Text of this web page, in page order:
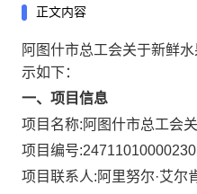
正文内容
阿图什市总工会关于新鲜
示如下：
一、项目信息
项目名称: 阿图什市总工会
项目编号:
项目联系人: 阿里努尔·艾尔